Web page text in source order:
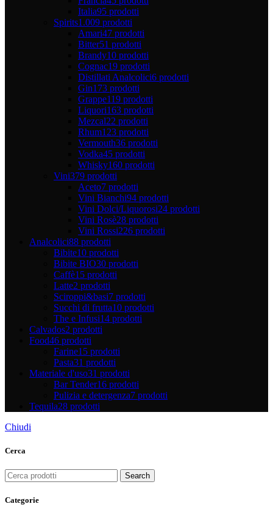
Italia95 prodotti
Spirits1.009 prodotti
Amari47 prodotti
Bitter51 prodotti
Brandy10 prodotti
Cognac19 prodotti
Distillati Analcolici6 prodotti
Gin173 prodotti
Grappe119 prodotti
Liquori163 prodotti
Mezcal22 prodotti
Rhum123 prodotti
Vermouth36 prodotti
Vodka45 prodotti
Whisky160 prodotti
Vini379 prodotti
Aceto7 prodotti
Vini Bianchi94 prodotti
Vini Dolci/Liquorosi24 prodotti
Vini Rosè28 prodotti
Vini Rossi226 prodotti
Analcolici88 prodotti
Bibite10 prodotti
Bibite BIO30 prodotti
Caffè15 prodotti
Latte2 prodotti
Sciroppi&basi7 prodotti
Succhi di frutta10 prodotti
The e Infusi14 prodotti
Calvados2 prodotti
Food46 prodotti
Farine15 prodotti
Pasta31 prodotti
Materiale d'uso31 prodotti
Bar Tender16 prodotti
Pulizia e detergenza7 prodotti
Tequila28 prodotti
Chiudi
Cerca
Search
Categorie